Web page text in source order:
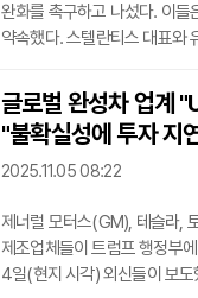
완화를 촉구하고 나섰다. 이들
약속했다. 스텔란티스 대표와
안토니오 필로사(Antonio
완화해야 한다고 강조했다. 미
제공해야 한다고 주장했다.
우리는 유럽에 대한 투자를 배가
글로벌 완성차 업계
"불확실성에 투자 지
2025.11.05 08:22
제너럴 모터스(GM), 테슬라,
제조업체들이 트럼프 행정부
4일(현지 시각) 외신들이 보